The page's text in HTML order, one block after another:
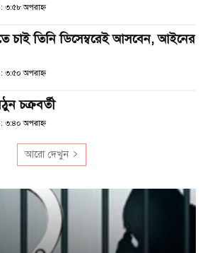
৩:৫৮ অপরাহ্ণ
চাই তিনি ডিসেম্বরেই আসবেন, আইনের
৩:৫০ অপরাহ্ণ
চক্রবর্তী
৩:৪০ অপরাহ্ণ
আরো দেখুন